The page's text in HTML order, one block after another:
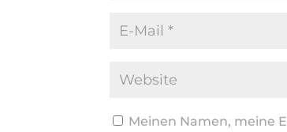
Meinen Namen, meine